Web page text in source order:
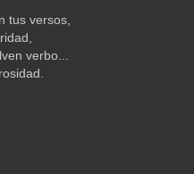
tus versos,
verbo...